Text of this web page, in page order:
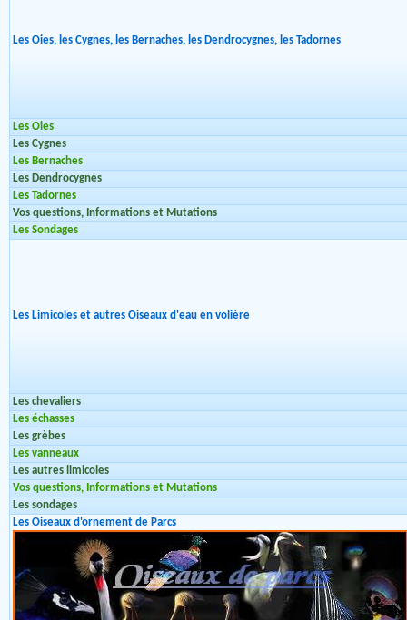
Les Oies, les Cygnes, les Bernaches, les Dendrocygnes, les Tadornes
Les Oies
Les Cygnes
Les Bernaches
Les Dendrocygnes
Les Tadornes
Vos questions, Informations et Mutations
Les Sondages
Les Limicoles et autres Oiseaux d'eau en volière
Les chevaliers
Les échasses
Les grèbes
Les vanneaux
Les autres limicoles
Vos questions, Informations et Mutations
Les sondages
Les Oiseaux d'ornement de Parcs